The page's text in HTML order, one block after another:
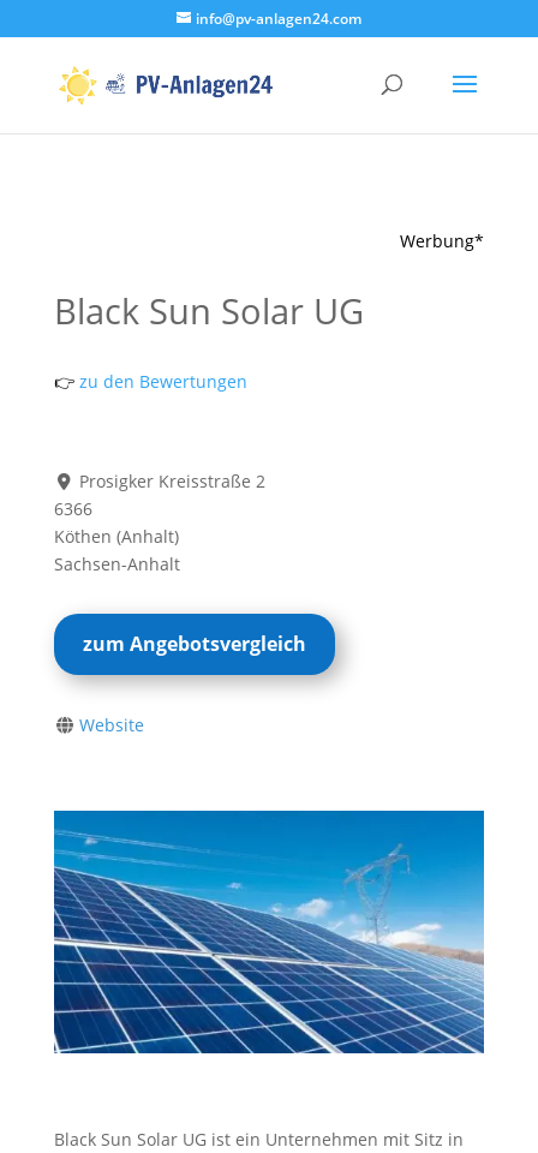
info@pv-anlagen24.com
Werbung*
Black Sun Solar UG
👉zu den Bewertungen
Prosigker Kreisstraße 2
6366
Köthen (Anhalt)
Sachsen-Anhalt
zum Angebotsvergleich
Website
Black Sun Solar UG ist ein Unternehmen mit Sitz in